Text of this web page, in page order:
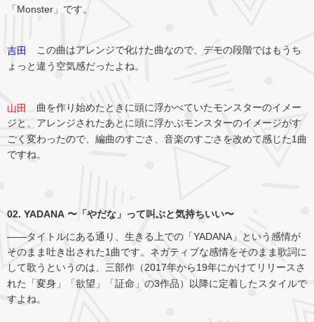
「Monster」です。
吉田
この曲はアレンジで化けた曲なので、デモの段階ではもうち
ょっと違う空気感だったよね。
山田
曲を作り始めたときに頭に浮かべていたモンスターのイメー
ジと、アレンジされたあとに頭に浮かぶモンスターのイメージがす
ごく変わったので、編曲のすごさ、音楽のすごさを改めて感じた1曲
ですね。
02. YADANA 〜「やだな」って叫ぶと気持ちいい〜
――タイトルにある通り、生きる上での「YADANA」という感情が
そのまま吐き出された1曲です。ネガティブな感情をそのまま歌詞に
して歌うというのは、三部作（2017年から19年にかけてリリースさ
れた「変身」「欲望」「証命」の3作品）以降に定着したスタイルで
すよね。